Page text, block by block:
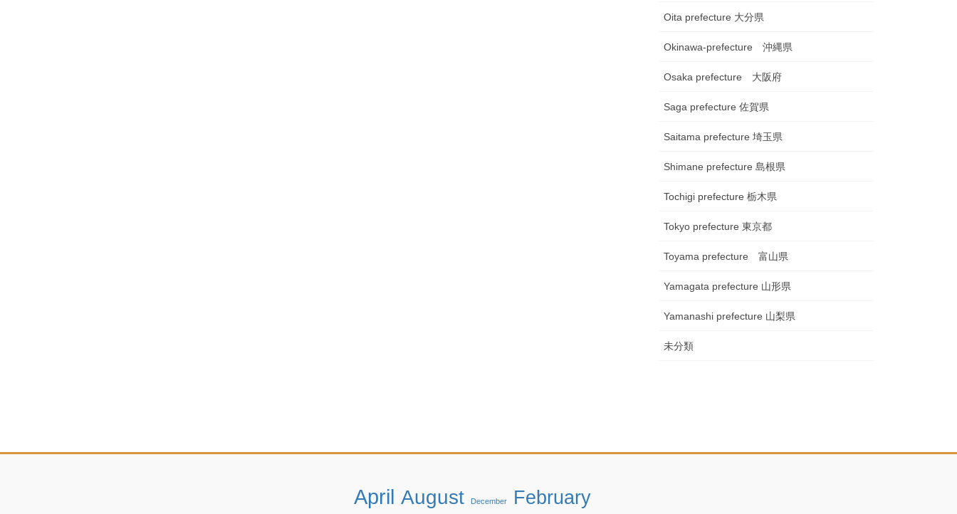
Oita prefecture 大分県
Okinawa-prefecture 沖縄県
Osaka prefecture 大阪府
Saga prefecture 佐賀県
Saitama prefecture 埼玉県
Shimane prefecture 島根県
Tochigi prefecture 栃木県
Tokyo prefecture 東京都
Toyama prefecture 富山県
Yamagata prefecture 山形県
Yamanashi prefecture 山梨県
未分類
April August December February